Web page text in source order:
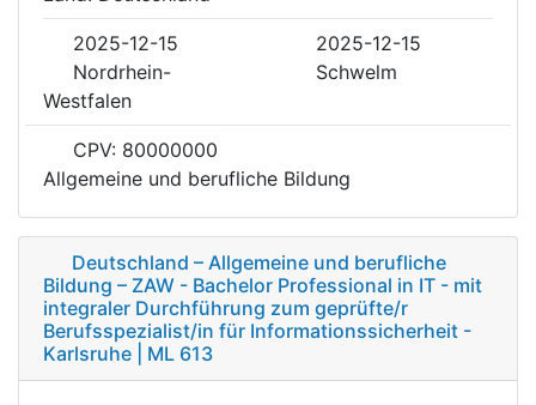
2025-12-15
2025-12-15
Nordrhein-
Westfalen
Schwelm
CPV: 80000000
Allgemeine und berufliche Bildung
Deutschland – Allgemeine und berufliche
Bildung – ZAW - Bachelor Professional in IT - mit
integraler Durchführung zum geprüfte/r
Berufsspezialist/in für Informationssicherheit -
Karlsruhe | ML 613